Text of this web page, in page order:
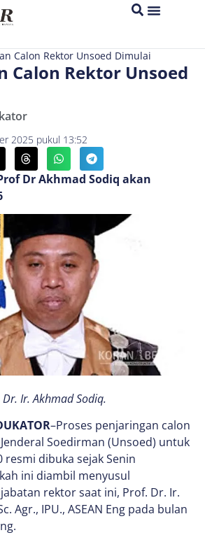
Calon Rektor Unsoed Dimulai
Calon Rektor Unsoed
2025 pukul 13:52
Dr Akhmad Sodiq akan
Ir. Akhmad Sodiq.
–Proses penjaringan calon
Soedirman (Unsoed) untuk
resmi dibuka sejak Senin
ini diambil menyusul
rektor saat ini, Prof. Dr. Ir.
Agr., IPU., ASEAN Eng pada bulan